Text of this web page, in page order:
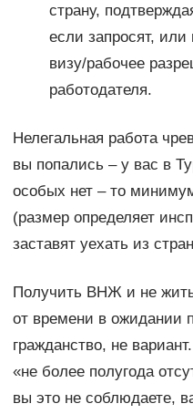
страну,
если запросят,
визу/рабочее
работодателя.
Нелегальная работа
вы попались – у вас в
особых нет – то
(размер определяет
заставят уехать из
Получить ВНЖ и не
от времени в ожидании
гражданство, не
«не более полугода
вы это не соблюдаете,